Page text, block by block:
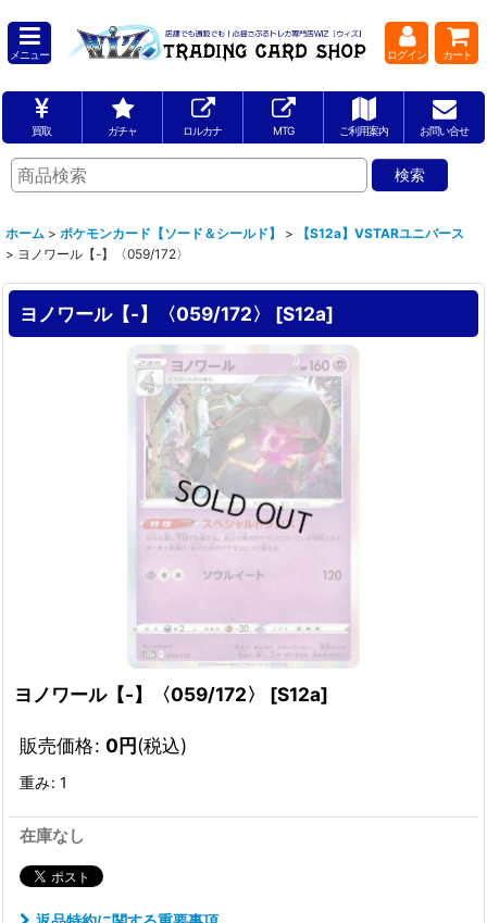
メニュー ログイン カート
買取 ガチャ ロルカナ MTG ご利用案内 お問い合せ
ホーム > ポケモンカード【ソード＆シールド】 >
【S12a】VSTARユニバース
> ヨノワール【-】〈059/172〉
ヨノワール【-】〈059/172〉 [S12a]
ヨノワール【-】〈059/172〉 [S12a]
販売価格: 0円(税込)
重み: 1
在庫なし